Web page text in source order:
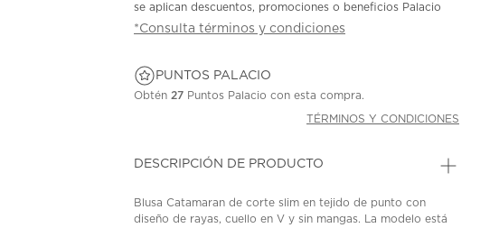
se aplican descuentos, promociones o beneficios Palacio
*Consulta términos y condiciones
PUNTOS PALACIO
Obtén 27 Puntos Palacio con esta compra.
TÉRMINOS Y CONDICIONES
DESCRIPCIÓN DE PRODUCTO
Blusa Catamaran de corte slim en tejido de punto con
diseño de rayas, cuello en V y sin mangas. La modelo está